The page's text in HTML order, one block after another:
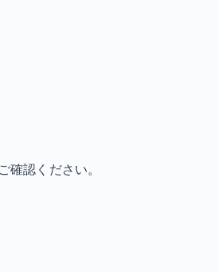
確認ください。